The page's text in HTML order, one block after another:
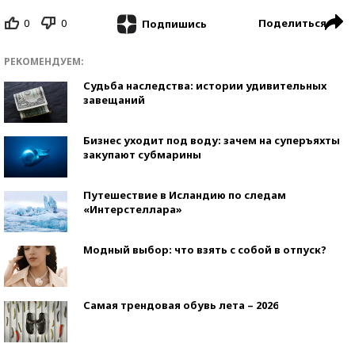
0 0 Подпишись Поделиться
РЕКОМЕНДУЕМ:
Судьба наследства: истории удивительных
завещаний
Бизнес уходит под воду: зачем на суперъяхты
закупают субмарины
Путешествие в Исландию по следам
«Интерстеллара»
Модный выбор: что взять с собой в отпуск?
Самая трендовая обувь лета – 2026